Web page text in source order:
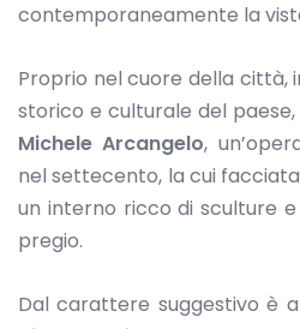
contemporaneamente la
Proprio nel cuore della città,
storico e culturale del paese,
Michele Arcangelo,
nel settecento, la cui
un interno ricco di sculture
pregio.
Dal carattere suggestivo è